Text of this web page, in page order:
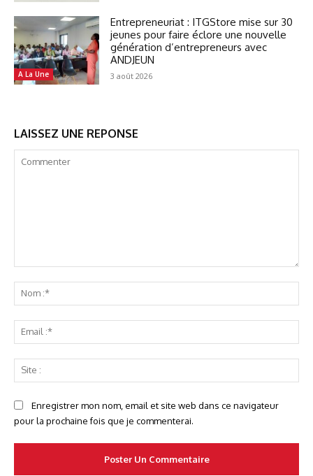
A La Une
Entrepreneuriat : ITGStore mise sur 30
jeunes pour faire éclore une nouvelle
génération d’entrepreneurs avec
ANDJEUN
3 août 2026
LAISSEZ UNE REPONSE
:*
:*
:
Enregistrer mon nom, email et site web dans ce navigateur
pour la prochaine fois que je commenterai.